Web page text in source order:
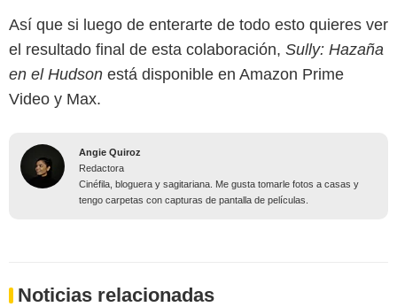
Así que si luego de enterarte de todo esto quieres ver
el resultado final de esta colaboración, Sully: Hazaña
en el Hudson está disponible en Amazon Prime
Video y Max.
Angie Quiroz
Redactora
Cinéfila, bloguera y sagitariana. Me gusta tomarle fotos a casas y
tengo carpetas con capturas de pantalla de películas.
Noticias relacionadas